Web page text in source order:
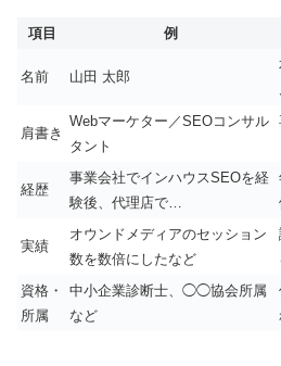
項目 例
名前 山田 太郎
肩書き
Webマーケター／SEOコンサル
タント
経歴
事業会社でインハウスSEOを経
験後、代理店で…
実績
オウンドメディアのセッション
数を数倍にしたなど
資格・
所属
中小企業診断士、◯◯協会所属
など